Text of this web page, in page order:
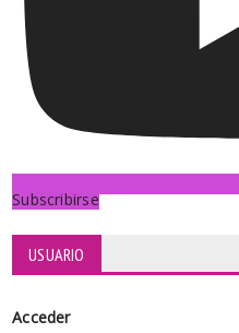
Subscribirse
USUARIO
Acceder